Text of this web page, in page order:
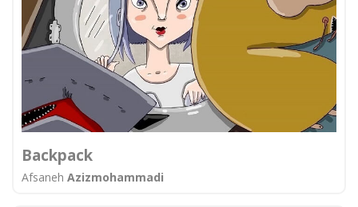
Backpack
Afsaneh Azizmohammadi